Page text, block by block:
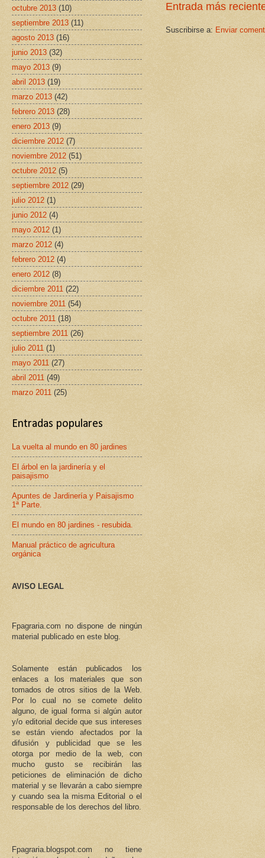
Entrada más
Suscribirse a: Enviar
octubre 2013 (10)
septiembre 2013 (11)
agosto 2013 (16)
junio 2013 (32)
mayo 2013 (9)
abril 2013 (19)
marzo 2013 (42)
febrero 2013 (28)
enero 2013 (9)
diciembre 2012 (7)
noviembre 2012 (51)
octubre 2012 (5)
septiembre 2012 (29)
julio 2012 (1)
junio 2012 (4)
mayo 2012 (1)
marzo 2012 (4)
febrero 2012 (4)
enero 2012 (8)
diciembre 2011 (22)
noviembre 2011 (54)
octubre 2011 (18)
septiembre 2011 (26)
julio 2011 (1)
mayo 2011 (27)
abril 2011 (49)
marzo 2011 (25)
Entradas populares
La vuelta al mundo en 80 jardines
El árbol en la jardinería y el
paisajismo
Apuntes de Jardinería y Paisajismo
1ª Parte.
El mundo en 80 jardines - resubida.
Manual práctico de agricultura
orgánica
AVISO LEGAL
Fpagraria.com no dispone de ningún
material publicado en este blog.
Solamente están publicados los
enlaces a los materiales que son
tomados de otros sitios de la Web.
Por lo cual no se comete delito
alguno, de igual forma si algún autor
y/o editorial decide que sus intereses
se están viendo afectados por la
difusión y publicidad que se les
otorga por medio de la web, con
mucho gusto se recibirán las
peticiones de eliminación de dicho
material y se llevarán a cabo siempre
y cuando sea la misma Editorial o el
responsable de los derechos del libro.
Fpagraria.blogspot.com no tiene